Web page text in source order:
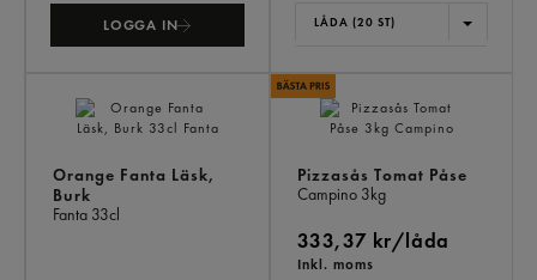
LOGGA IN LÅDA (20 ST)
Orange Fanta Läsk,
Burk
Fanta 33cl
Pizzasås Tomat Påse
Campino 3kg
333,37 kr/låda
Inkl. moms